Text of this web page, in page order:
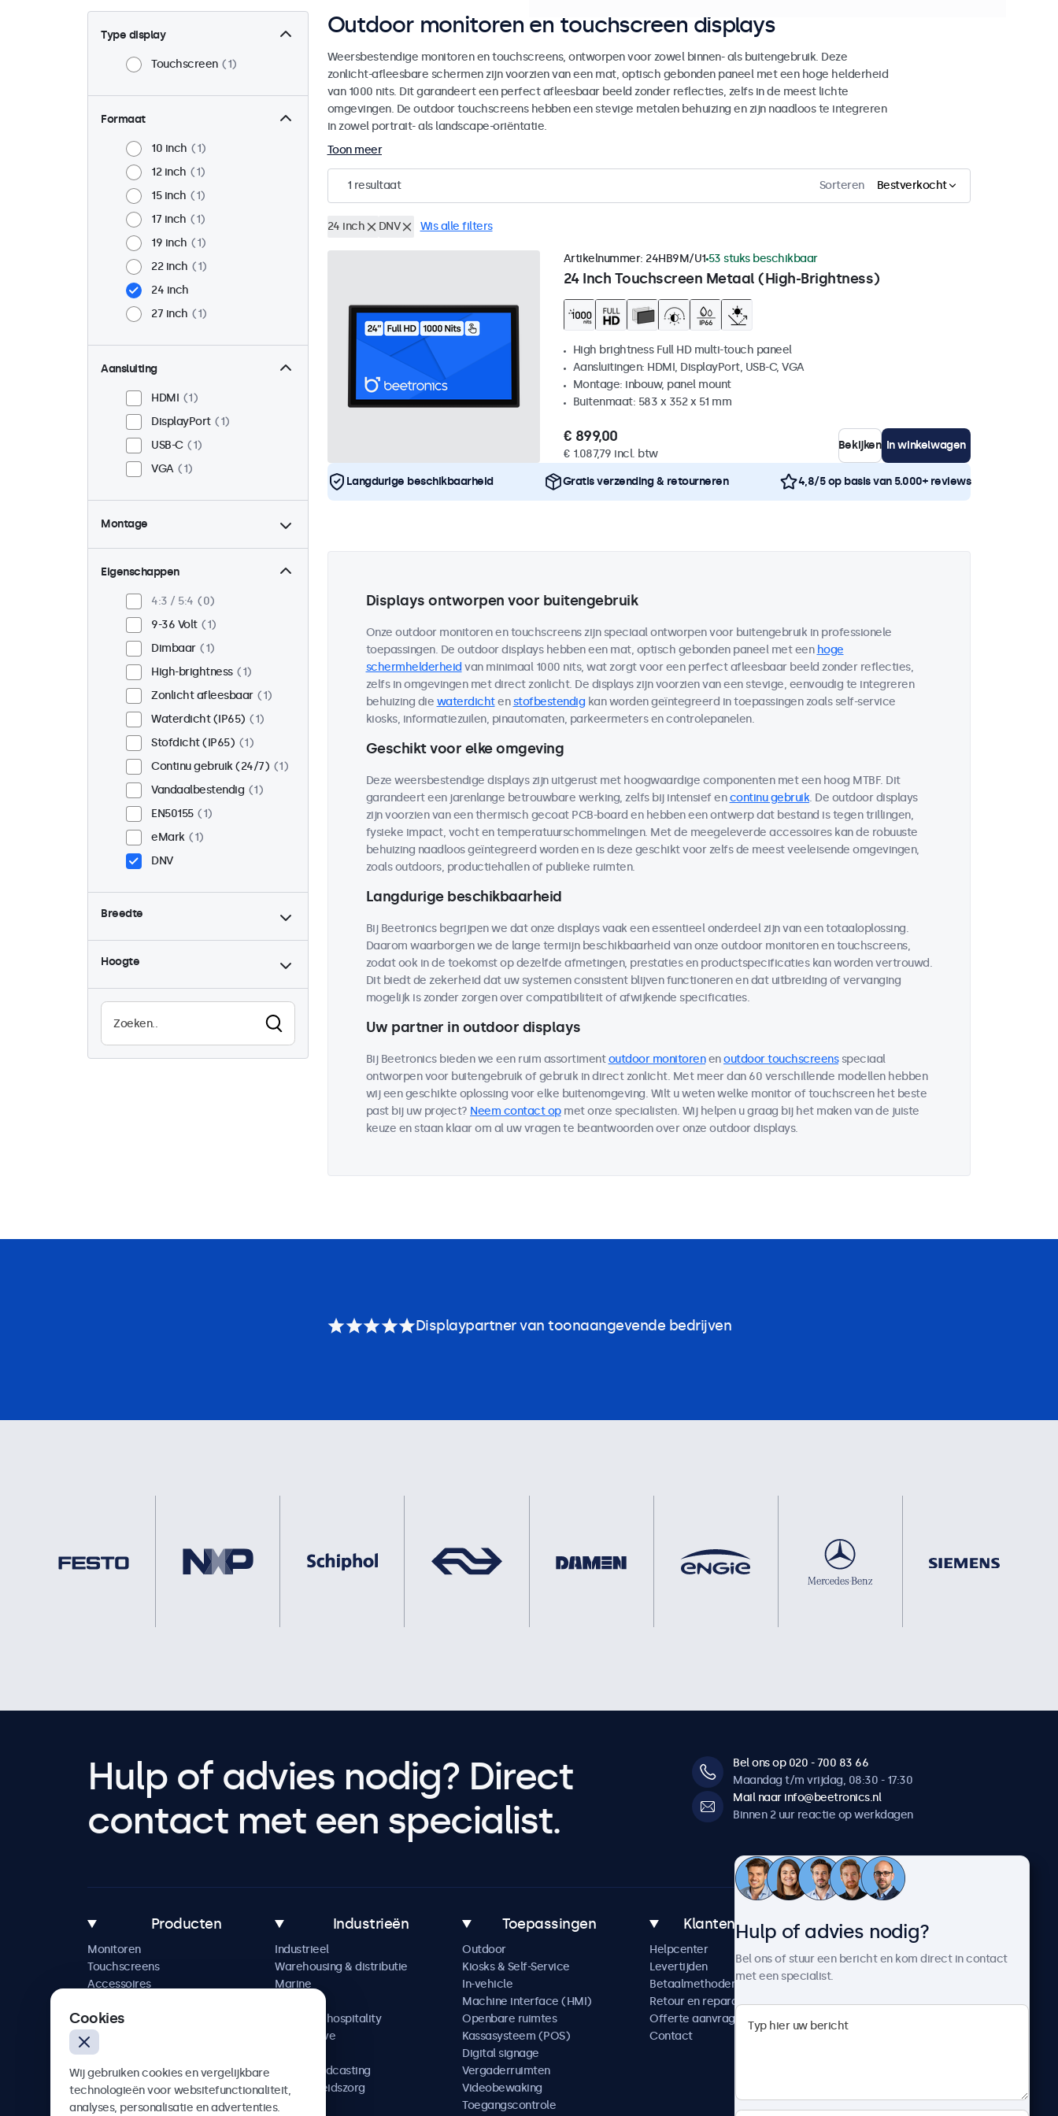
Type display
Touchscreen 1
Formaat
10 inch
1
12 inch
1
15 inch
1
17 inch
1
19 inch
1
22 inch
1
24 inch
27 inch
1
Aansluiting
HDMI
1
DisplayPort
1
USB-C
1
VGA
1
Montage
Panel mount
1
Inbouw
VESA 75 x 75
VESA 100 x 100
Eigenschappen
4:3 / 5:4
0
9-36 Volt
1
Dimbaar
1
High-brightness
1
Zonlicht afleesbaar
1
Waterdicht (IP65)
1
Stofdicht (IP65)
1
Continu gebruik (24/7)
1
Vandaalbestendig
1
EN50155
1
eMark
1
DNV
Breedte
Hoogte
Outdoor monitoren en touchscreen displays
Weersbestendige monitoren en touchscreens, ontworpen voor zowel binnen- als buitengebruik. Deze
zonlicht-afleesbare schermen zijn voorzien van een mat, optisch gebonden paneel met een hoge helderheid
van 1000 nits. Dit garandeert een perfect afleesbaar beeld zonder reflecties, zelfs in de meest lichte
omgevingen. De outdoor touchscreens hebben een stevige metalen behuizing en zijn naadloos te integreren
in zowel portrait- als landscape-oriëntatie.
Toon meer
1 resultaat Sorteren Bestverkocht
24 inch DNV Wis alle filters
24 Inch Touchscreen Metaal (High-Brightness)
Artikelnummer: 24HB9M/U1 53 stuks beschikbaar
High brightness Full HD multi-touch paneel
Aansluitingen: HDMI, DisplayPort, USB-C, VGA
Montage: inbouw, panel mount
Buitenmaat: 583 x 352 x 51 mm
€ 899,00
€ 1.087,79 incl. btw
Bekijken In winkelwagen
Langdurige beschikbaarheid Gratis verzending & retourneren 4,8/5 op basis van 5.000+ reviews
Displays ontworpen voor buitengebruik
Onze outdoor monitoren en touchscreens zijn speciaal ontworpen voor buitengebruik in professionele
toepassingen. De outdoor displays hebben een mat, optisch gebonden paneel met een hoge
schermhelderheid van minimaal 1000 nits, wat zorgt voor een perfect afleesbaar beeld zonder reflecties,
zelfs in omgevingen met direct zonlicht. De displays zijn voorzien van een stevige, eenvoudig te integreren
behuizing die waterdichtenstofbestendig kan worden geïntegreerd in toepassingen zoals self-service
kiosks, informatiezuilen, pinautomaten, parkeermeters en controlepanelen.
Geschikt voor elke omgeving
Deze weersbestendige displays zijn uitgerust met hoogwaardige componenten met een hoog MTBF. Dit
garandeert een jarenlange betrouwbare werking, zelfs bij intensief encontinu gebruik. De outdoor displays
zijn voorzien van een thermisch gecoat PCB-board en hebben een ontwerp dat bestand is tegen trillingen,
fysieke impact, vocht en temperatuurschommelingen. Met de meegeleverde accessoires kan de robuuste
behuizing naadloos geïntegreerd worden en is deze geschikt voor zelfs de meest veeleisende omgevingen,
zoals outdoors, productiehallen of publieke ruimten.
Langdurige beschikbaarheid
Bij Beetronics begrijpen we dat onze displays vaak een essentieel onderdeel zijn van een totaaloplossing.
Daarom waarborgen we de lange termijn beschikbaarheid van onze outdoor monitoren en touchscreens,
zodat ook in de toekomst op dezelfde afmetingen, prestaties en productspecificaties kan worden vertrouwd.
Dit biedt de zekerheid dat uw systemen consistent blijven functioneren en dat uitbreiding of vervanging
mogelijk is zonder zorgen over compatibiliteit of afwijkende specificaties.
Uw partner in outdoor displays
Bij Beetronics bieden we een ruim assortimentoutdoor monitorenenoutdoor touchscreensspeciaal
ontworpen voor buitengebruik of gebruik in direct zonlicht. Met meer dan 60 verschillende modellen hebben
wij een geschikte oplossing voor elke buitenomgeving. Wilt u weten welke monitor of touchscreen het beste
past bij uw project? Neem contact opmet onze specialisten. Wij helpen u graag bij het maken van de juiste
keuze en staan klaar om al uw vragen te beantwoorden over onze outdoor displays.
Displaypartner van toonaangevende bedrijven
Hulp of advies nodig? Direct
contact met een specialist.
Bel ons op 020 - 700 83 66
Maandag t/m vrijdag, 08:30 - 17:30
Mail naar info@beetronics.nl
Binnen 2 uur reactie op werkdagen
Producten
Monitoren
Touchscreens
Accessoires
Industrieën
Industrieel
Warehousing & distributie
Marine
Horeca & hospitality
Automotive
AV & Broadcasting
Gezondheidszorg
Toepassingen
Outdoor
Kiosks & Self-Service
In-vehicle
Machine interface (HMI)
Openbare ruimtes
Kassasysteem (POS)
Digital signage
Vergaderruimten
Videobewaking
Toegangscontrole
Klantenservice
Helpcenter
Levertijden
Betaalmethoden
Retour en reparatie
Offerte aanvragen
Contact
Over Beetronics
Nieuws en updates
Werken bij Beetronics
Algemene voorwaarden
Hulp of advies nodig?
Bel ons of stuur een bericht en kom direct in contact
met een specialist.
Cookies
Wij gebruiken cookies en vergelijkbare
technologieën voor websitefunctionaliteit,
analyses, personalisatie en advertenties.